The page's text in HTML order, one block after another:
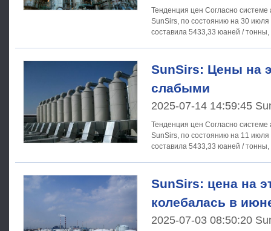
Тенденция цен Согласно системе анализа товарного рынка
SunSirs, по состоянию на 30 июля
составила 5433,33 юаней /
SunSirs: Цены на
слабыми
2025-07-14 14:59:45
Тенденция цен Согласно системе анализа товарного рынка
SunSirs, по состоянию на 11 июля
составила 5433,33 юаней /
SunSirs: цена на
колебалась в
2025-07-03 08:50:20